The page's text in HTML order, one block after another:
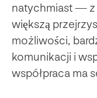
natychmiast — z
większą
możliwości,
komunikacji i
współpraca ma